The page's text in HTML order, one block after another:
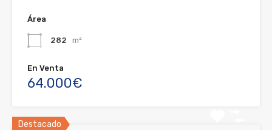
Área
282 m²
En Venta
64.000€
Destacado